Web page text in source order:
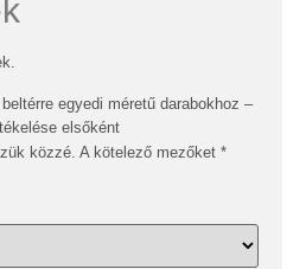
egyedi méretű darabokhoz –
elsőként
közzé. A kötelező mezőket *